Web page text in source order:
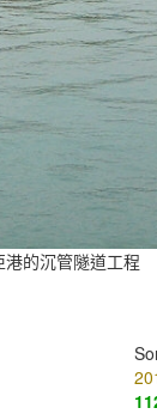
的沉管隧道工程